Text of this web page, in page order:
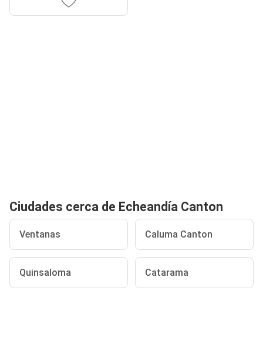
Ciudades cerca de Echeandía Canton
Ventanas Caluma Canton
Quinsaloma Catarama